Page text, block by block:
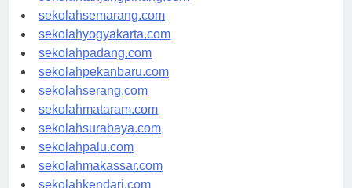
sekolahtanjungpinang.com
sekolahsemarang.com
sekolahyogyakarta.com
sekolahpadang.com
sekolahpekanbaru.com
sekolahserang.com
sekolahmataram.com
sekolahsurabaya.com
sekolahpalu.com
sekolahmakassar.com